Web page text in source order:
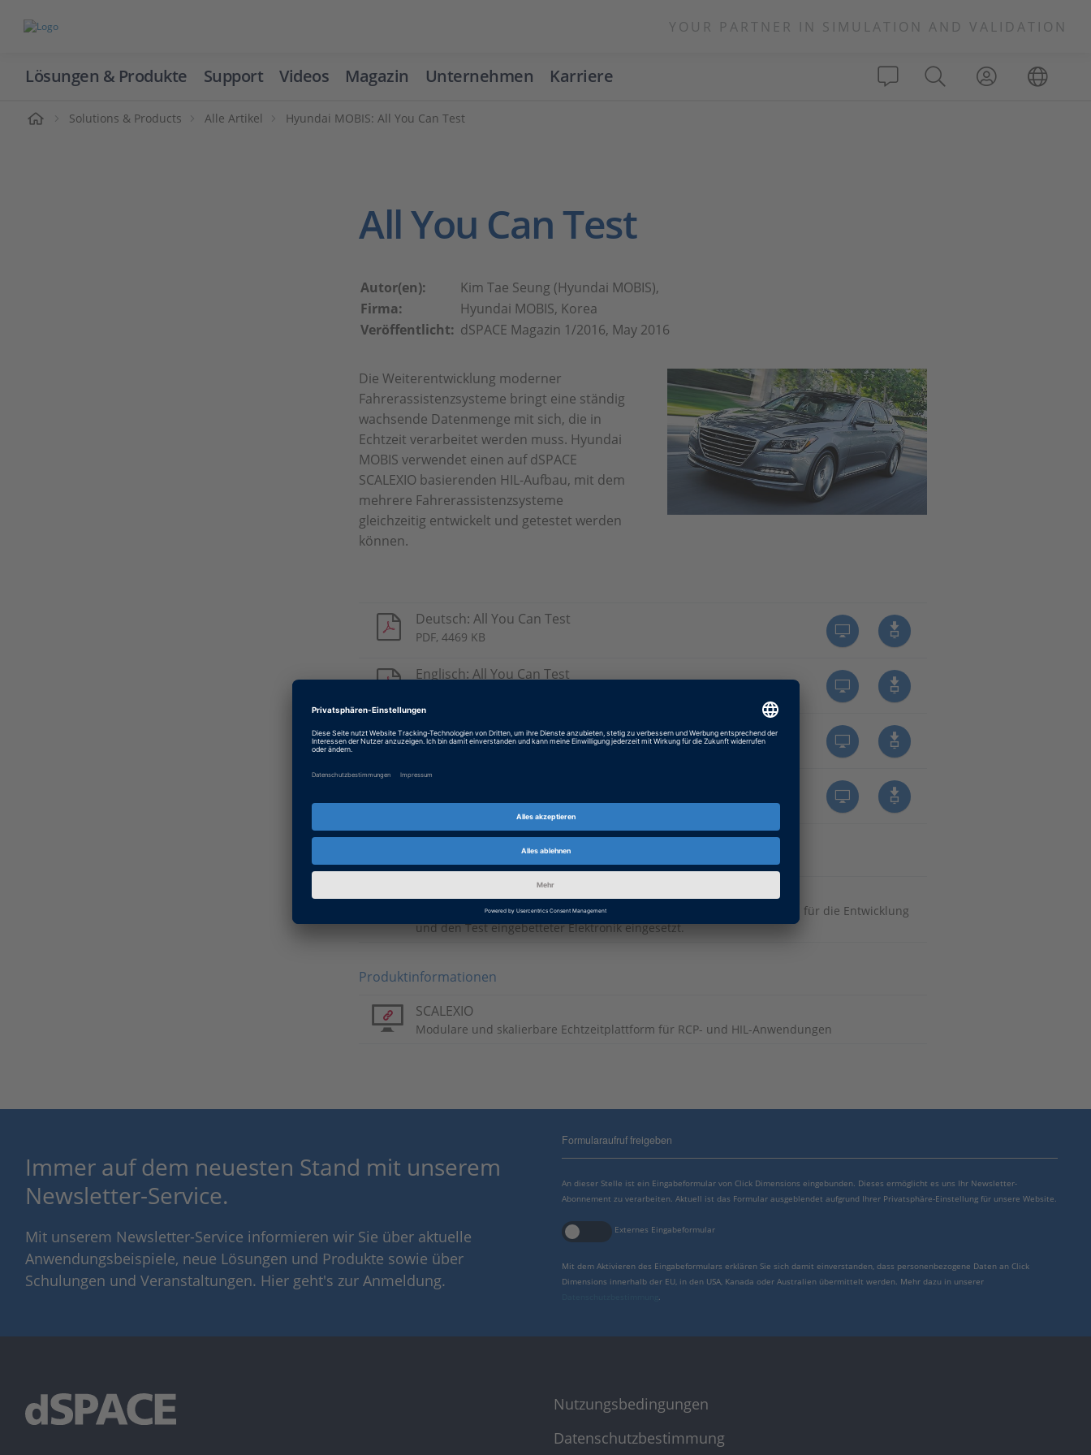
YOUR PARTNER IN SIMULATION AND VALIDATION
Lösungen & Produkte Support Videos Magazin Unternehmen Karriere
Solutions & Products Alle Artikel Hyundai MOBIS: All You Can Test
All You Can Test
Autor(en):
Kim Tae Seung (Hyundai MOBIS),
Firma:
Hyundai MOBIS, Korea
Veröffentlicht: dSPACE Magazin 1/2016, May 2016
Die Weiterentwicklung moderner
Fahrerassistenzsysteme bringt eine ständig
wachsende Datenmenge mit sich, die in
Echtzeit verarbeitet werden muss. Hyundai
MOBIS verwendet einen auf dSPACE
SCALEXIO basierenden HIL-Aufbau, mit dem
mehrere Fahrerassistenzsysteme
gleichzeitig entwickelt und getestet werden
können.
Deutsch: All You Can Test
PDF, 4469 KB
Englisch: All You Can Test
Japanisch: All You Can Test
PDF, 2875 KB
PDF, 5199 KB
Grundlegende Informationen
dSPACE-Systeme werden weltweit erfolgreich bei automotiven Kunden für die Entwicklung
und den Test eingebetteter Elektronik eingesetzt.
Produktinformationen
SCALEXIO
Modulare und skalierbare Echtzeitplattform für RCP- und HIL-Anwendungen
Immer auf dem neuesten Stand mit unserem
Newsletter-Service.
Mit unserem Newsletter-Service informieren wir Sie über aktuelle
Anwendungsbeispiele, neue Lösungen und Produkte sowie über
Schulungen und Veranstaltungen. Hier geht's zur Anmeldung.
Formularaufruf freigeben
An dieser Stelle ist ein Eingabeformular von Click Dimensions eingebunden. Dieses ermöglicht es uns Ihr Newsletter-
Abonnement zu verarbeiten. Aktuell ist das Formular ausgeblendet aufgrund Ihrer Privatsphäre-Einstellung für unsere Website.
Externes Eingabeformular
Mit dem Aktivieren des Eingabeformulars erklären Sie sich damit einverstanden, dass personenbezogene Daten an Click
Dimensions innerhalb der EU, in den USA, Kanada oder Australien übermittelt werden. Mehr dazu in unserer
Nutzungsbedingungen
Datenschutzbestimmung